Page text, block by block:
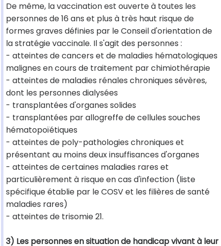
De même, la vaccination est ouverte à toutes les
personnes de 16 ans et plus à très haut risque de
formes graves définies par le Conseil d'orientation de
la stratégie vaccinale. Il s'agit des personnes :
- atteintes de cancers et de maladies hématologiques
malignes en cours de traitement par chimiothérapie
- atteintes de maladies rénales chroniques sévères,
dont les personnes dialysées
- transplantées d'organes solides
- transplantées par allogreffe de cellules souches
hématopoïétiques
- atteintes de poly-pathologies chroniques et
présentant au moins deux insuffisances d'organes
- atteintes de certaines maladies rares et
particulièrement à risque en cas d'infection (liste
spécifique établie par le COSV et les filières de santé
maladies rares)
- atteintes de trisomie 21.
3) Les personnes en situation de handicap vivant à leur